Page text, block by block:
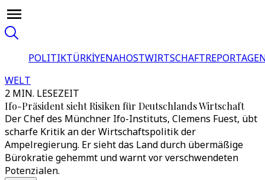
POLITIKTÜRKİYENAHOSTWIRTSCHAFT
WELT
2 MIN. LESEZEIT
Ifo-Präsident sieht Risiken für Deutschlands Wirtschaft
Der Chef des Münchner Ifo-Instituts, Clemens Fuest, übt
scharfe Kritik an der Wirtschaftspolitik der
Ampelregierung. Er sieht das Land durch übermäßige
Bürokratie gehemmt und warnt vor verschwendeten
Potenzialen.